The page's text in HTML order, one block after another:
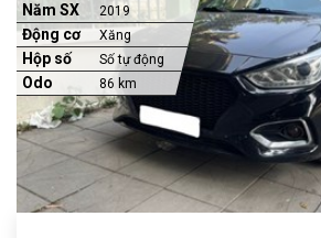
Năm SX 2019
Động cơ Xăng
Hộp số Số tự động
Odo 86 km